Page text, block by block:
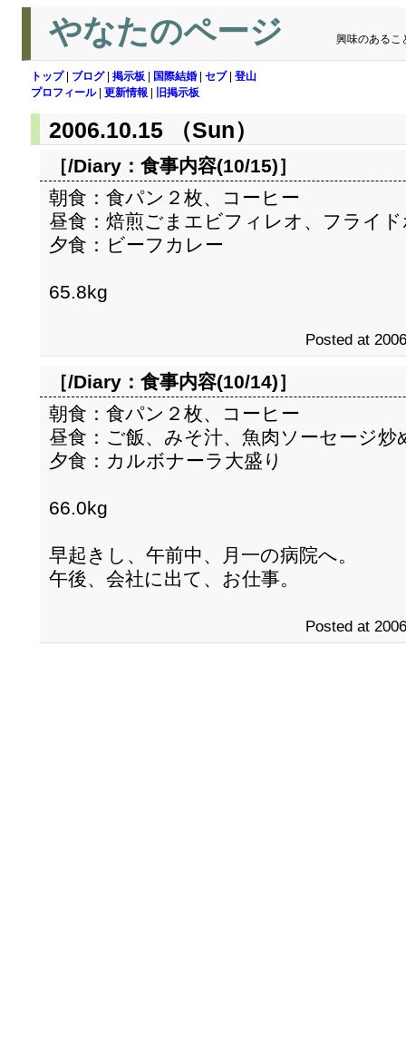
やなたのページ 興味のあるこ
トップ| ブログ| 掲示板 国際結婚 セブ| 登山
プロフィール| 更新情報 旧掲示板
2006.10.15 （Sun）
［/Diary： 食事内容(10/15)］
朝食：食パン２枚、コーヒー
昼食：焙煎ごまエビフィレオ、フライ
夕食：ビーフカレー
65.8kg
Posted at
［/Diary： 食事内容(10/14)］
朝食：食パン２枚、コーヒー
昼食：ご飯、みそ汁、魚肉ソーセージ炒
夕食：カルボナーラ大盛り
66.0kg
早起きし、午前中、月一の病院へ。
午後、会社に出て、お仕事。
Posted at